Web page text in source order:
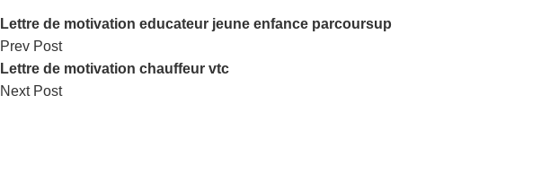
Lettre de motivation educateur jeune enfance parcoursup
Prev Post
Lettre de motivation chauffeur vtc
Next Post